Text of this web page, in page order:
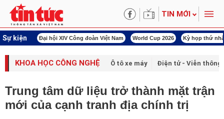
TIN MỚI
Sự kiện
ngày đêm Đại hội XIV Công đoàn Việt Nam World Cup 2026 Kỳ họp thứ
KHOA HỌC CÔNG NGHỆ Ô tô xe máy Điện tử - Viễn thông
Trung tâm dữ liệu trở thành mặt trận
mới của cạnh tranh địa chính trị